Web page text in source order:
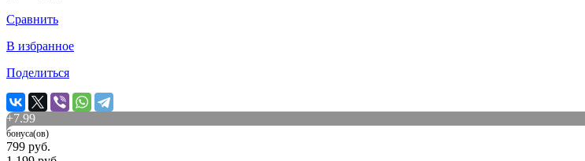
Сравнить
В избранное
Поделиться
+7.99
бонуса(ов)
799 руб.